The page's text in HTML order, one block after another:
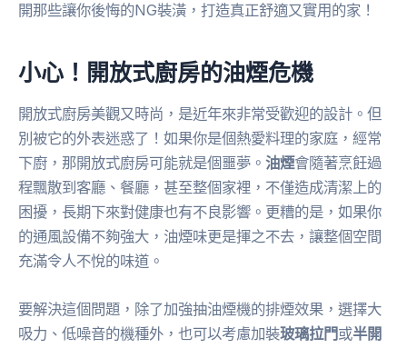
開那些讓你後悔的NG裝潢，打造真正舒適又實用的家！
小心！開放式廚房的油煙危機
開放式廚房美觀又時尚，是近年來非常受歡迎的設計。但
別被它的外表迷惑了！如果你是個熱愛料理的家庭，經常
下廚，那開放式廚房可能就是個噩夢。 油煙會隨著烹飪過
程飄散到客廳、餐廳，甚至整個家裡，不僅造成清潔上的
困擾，長期下來對健康也有不良影響。更糟的是，如果你
的通風設備不夠強大，油煙味更是揮之不去，讓整個空間
充滿令人不悅的味道。
要解決這個問題，除了加強抽油煙機的排煙效果，選擇大
吸力、低噪音的機種外，也可以考慮加裝玻璃拉門或半開